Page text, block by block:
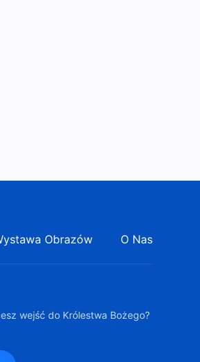
Obrazów O Nas
wejść do Królestwa Bożego?